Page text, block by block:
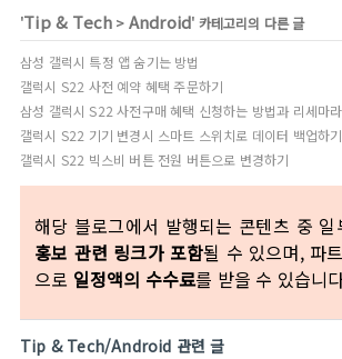
'Tip & Tech > Android' 카테고리의 다른 글
삼성 갤럭시 특정 앱 숨기는 방법
갤럭시 S22 사전 예약 혜택 주문하기
삼성 갤럭시 S22 사전구매 혜택 신청하는 방법과 리세마
갤럭시 S22 기기 변경시 스마트 스위치로 데이터 백업하기
갤럭시 S22 빅스비 버튼 전원 버튼으로 변경하기
해당 블로그에서 발행되는 콘텐츠 중 일
홍보 관련 링크가 포함될 수 있으며, 파
으로 일정액의 수수료를 받을 수 있습니
Tip & Tech/Android 관련 글